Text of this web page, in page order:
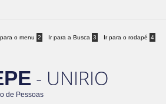
para o menu 2 Ir para a Busca 3 Ir para o rodapé 4
- UNIRIO
de Pessoas